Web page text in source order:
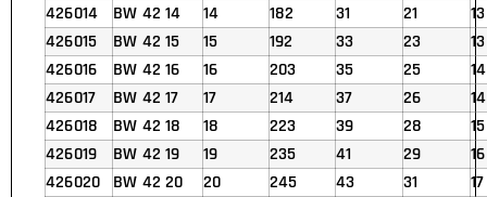
426014
BW 42 14 14 182 31 21
13
426015
BW 42 15 15 192 33 23
13
426016
BW 42 16 16 203 35 25
14
426017
BW 42 17 17 214 37 26
14
426018
BW 42 18 18 223 39 28
15
426019
BW 42 19 19 235 41 29
16
426020
BW 42 20 20 245 43 31
17